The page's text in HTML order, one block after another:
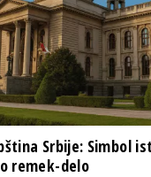
Srbije: Simbol
remek-delo